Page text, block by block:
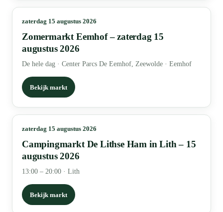
zaterdag 15 augustus 2026
Zomermarkt Eemhof – zaterdag 15
augustus 2026
De hele dag · Center Parcs De Eemhof, Zeewolde · Eemhof
Bekijk markt
zaterdag 15 augustus 2026
Campingmarkt De Lithse Ham in Lith – 15
augustus 2026
13:00 – 20:00 · Lith
Bekijk markt